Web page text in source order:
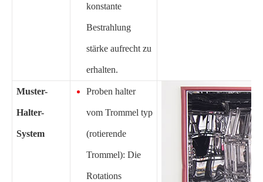
konstante
Bestrahlung
stärke aufrecht zu
erhalten.
Muster-
Halter-
System
Proben halter
vom Trommel typ
(rotierende
Trommel): Die
Rotations